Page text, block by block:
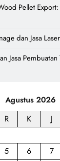
Pellet
dan Jasa
Jasa
Agustus 2026
R K J
5 6 7